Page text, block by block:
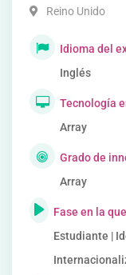
Reino Unido
Idioma del
Inglés
Tecnología
Array
Grado de
Array
Fase en la
Estudiante |